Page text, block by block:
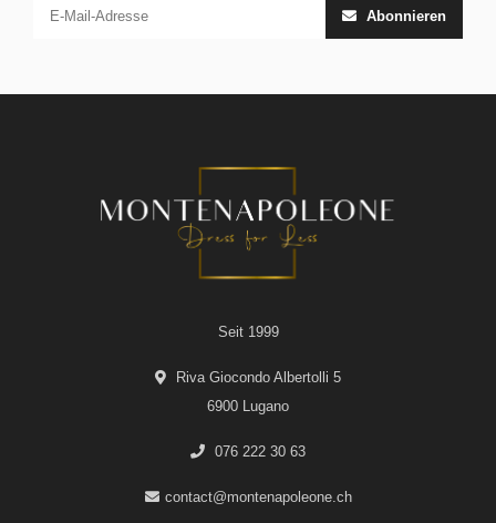
Abonnieren
Seit 1999
Riva Giocondo Albertolli 5
6900 Lugano
076 222 30 63
contact@montenapoleone.ch